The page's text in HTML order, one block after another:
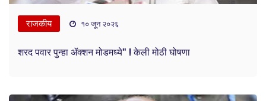
राजकीय १० जून २०२६
शरद पवार पुन्हा ॲक्शन मोडमध्ये" ! केली मोठी घोषणा